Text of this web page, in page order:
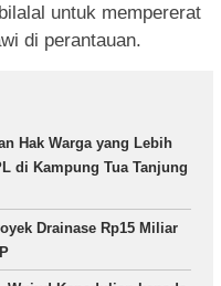
untuk mempererat
di perantauan.
Hak Warga yang Lebih
di Kampung Tua Tanjung
Drainase Rp15 Miliar